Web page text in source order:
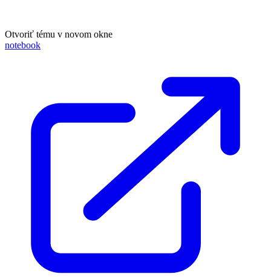
Otvoriť tému v novom okne
notebook